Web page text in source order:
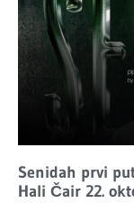
Senidah prvi
Hali Čair 22.